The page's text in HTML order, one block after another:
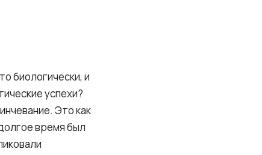
биологически, и
успехи?
Это как
время был